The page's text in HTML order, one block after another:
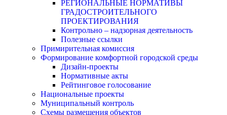
РЕГИОНАЛЬНЫЕ НОРМАТИВЫ
ГРАДОСТРОИТЕЛЬНОГО
ПРОЕКТИРОВАНИЯ
Контрольно – надзорная деятельность
Полезные ссылки
Примирительная комиссия
Формирование комфортной городской среды
Дизайн-проекты
Нормативные акты
Рейтинговое голосование
Национальные проекты
Муниципальный контроль
Схемы размещения объектов